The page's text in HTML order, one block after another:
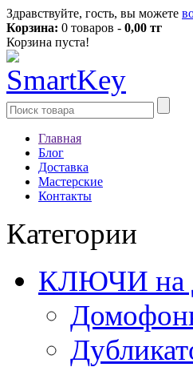
Здравствуйте, гость, вы можете
Корзина: 0 товаров - 0,00 тг
Корзина пуста!
Главная
Блог
Доставка
Мастерские
Контакты
Категории
КЛЮЧИ